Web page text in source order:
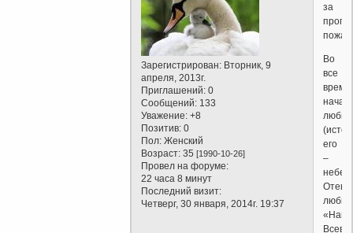
Зарегистрирован: Вторник, 9
апреля, 2013г.
Приглашений: 0
Сообщений: 133
Уважение: +8
Позитив: 0
Пол: Женский
Возраст: 35[1990-10-26]
Провел на форуме:
22 часа 8 минут
Последний визит:
Четверг, 30 января, 2014г. 19:37
за
Во
все
любви
его
–
Отец
любви,
«Наш